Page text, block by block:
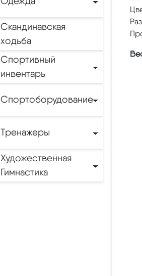
Скандинавская
ходьба
Спортивный
инвентарь
Спортоборудование
Тренажеры
Художественная
Гимнастика